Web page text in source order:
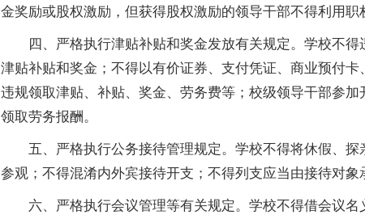
金奖励或股权激励，但获得股权激励的领导干部不得利用职
四、严格执行津贴补贴和奖金发放有关规定。学校不得
津贴补贴和奖金；不得以有价证券、支付凭证、商业预付
违规领取津贴、补贴、奖金、劳务费等；校级领导干部参
领取劳务报酬。
五、严格执行公务接待管理规定。学校不得将休假、探
参观；不得混淆内外宾接待开支；不得列支应当由接待对象
六、严格执行会议管理等有关规定。学校不得借会议名